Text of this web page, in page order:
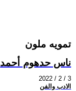
تمويه ملون
ناس حدهوم أحمد
2022 / 2 / 3
الادب والفن